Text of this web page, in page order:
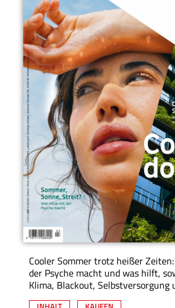
Cooler Sommer trotz heißer
der Psyche macht und was hilft,
Klima, Blackout, Selbstversorgung